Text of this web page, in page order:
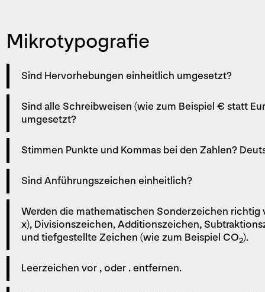
Mikrotypografie
Sind Hervorhebungen einheitlich umgesetzt?
Sind alle Schreibweisen (wie zum Beispiel € statt
umgesetzt?
Stimmen Punkte und Kommas bei den Zahlen?
Sind Anführungszeichen einheitlich?
Werden die mathematischen Sonderzeichen
x), Divisionszeichen, Additionszeichen,
und tiefgestellte Zeichen (wie zum Beispiel CO2).
Leerzeichen vor , oder . entfernen.